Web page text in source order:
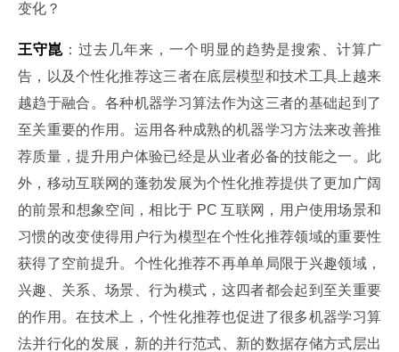
变化？
王守崑 ：过去几年来，一个明显的趋势是搜索、计算广
告，以及个性化推荐这三者在底层模型和技术工具上越来
越趋于融合。各种机器学习算法作为这三者的基础起到了
至关重要的作用。运用各种成熟的机器学习方法来改善推
荐质量，提升用户体验已经是从业者必备的技能之一。此
外，移动互联网的蓬勃发展为个性化推荐提供了更加广阔
的前景和想象空间，相比于 PC 互联网，用户使用场景和
习惯的改变使得用户行为模型在个性化推荐领域的重要性
获得了空前提升。个性化推荐不再单单局限于兴趣领域，
兴趣、关系、场景、行为模式，这四者都会起到至关重要
的作用。在技术上，个性化推荐也促进了很多机器学习算
法并行化的发展，新的并行范式、新的数据存储方式层出